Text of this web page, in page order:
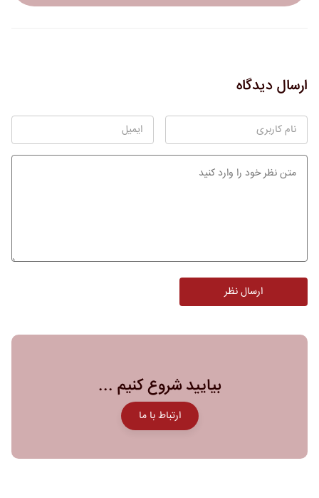
ارسال دیدگاه
بیایید شروع کنیم ...
ارتباط با ما